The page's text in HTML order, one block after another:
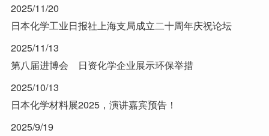
2025/11/20
日本化学工业日报社上海支局成立二十周年庆祝论坛
2025/11/13
第八届进博会 日资化学企业展示环保举措
2025/10/13
日本化学材料展2025，演讲嘉宾预告！
2025/9/19